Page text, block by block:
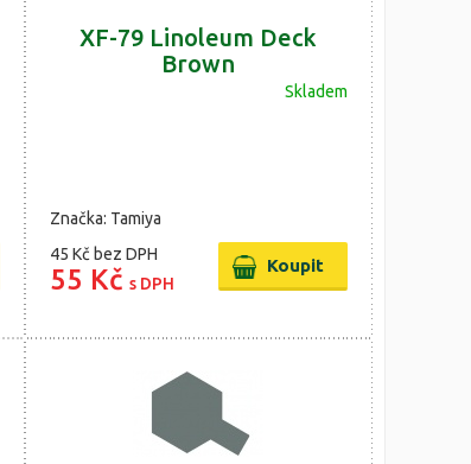
XF-79 Linoleum Deck
Brown
Skladem
Značka: Tamiya
45 Kč bez DPH
55 Kč s DPH